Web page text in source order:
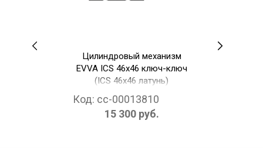
Цилиндровый механизм
EVVA ICS 46x46 ключ-ключ
(ICS 46x46 латунь)
Код: cc-00013810
15 300 руб.